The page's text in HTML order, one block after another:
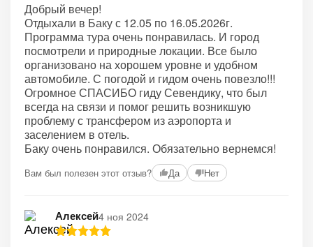
Добрый вечер!
Отдыхали в Баку с 12.05 по 16.05.2026г.
Программа тура очень понравилась. И город
посмотрели и природные локации. Все было
организовано на хорошем уровне и удобном
автомобиле. С погодой и гидом очень повезло!!!
Огромное СПАСИБО гиду Севендику, что был
всегда на связи и помог решить возникшую
проблему с трансфером из аэропорта и
заселением в отель.
Баку очень понравился. Обязательно вернемся!
Вам был полезен этот отзыв? Да Нет
Алексей4 ноя 2024